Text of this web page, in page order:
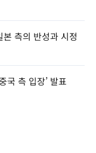
측의 반성과 시정
국 측 입장’ 발표